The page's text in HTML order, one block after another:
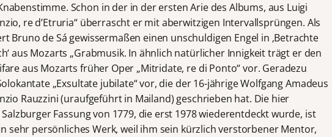
Schon in der in der ersten Arie des Albums, aus Luigi
re d’Etruria“ überrascht er mit aberwitzigen Intervallsprüngen. Als
Bruno de Sá gewissermaßen einen unschuldigen Engel in ‚Betrachte
aus Mozarts „Grabmusik. In ähnlich natürlicher Innigkeit trägt er den
aus Mozarts früher Oper „Mitridate, re di Ponto“ vor. Geradezu
„Exsultate jubilate“ vor, die der 16-jährige Wolfgang Amadeus
Rauzzini (uraufgeführt in Mailand) geschrieben hat. Die hier
Fassung von 1779, die erst 1978 wiederentdeckt wurde, ist
sehr persönliches Werk, weil ihm sein kürzlich verstorbener Mentor,